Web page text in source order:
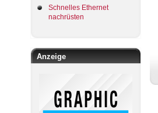
Schnelles Ethernet
nachrüsten
Anzeige